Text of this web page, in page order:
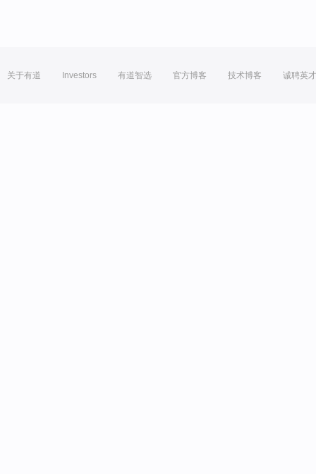
关于有道 Investors 有道智选 官方博客 技术博客 诚聘英才